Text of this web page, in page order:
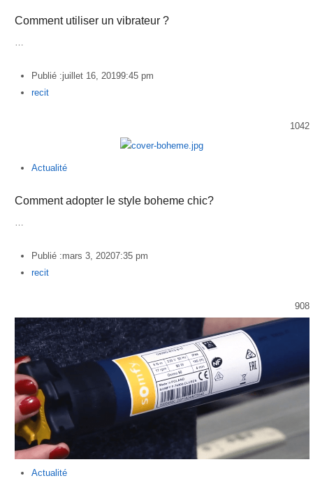
Comment utiliser un vibrateur ?
…
Publié :juillet 16, 20199:45 pm
Author
recit
1042
Actualité
Comment adopter le style boheme chic?
…
Publié :mars 3, 20207:35 pm
Author
recit
908
Actualité